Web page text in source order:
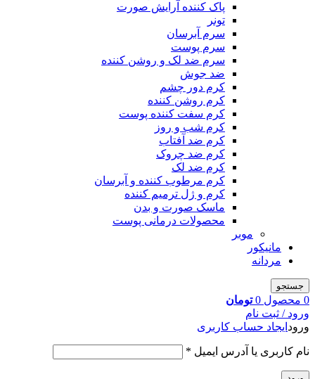
پاک کننده آرایش صورت
تونر
سرم آبرسان
سرم پوست
سرم ضد لک و روشن کننده
ضد جوش
کرم دور چشم
کرم روشن کننده
کرم سفت کننده پوست
کرم شب و روز
کرم ضد آفتاب
کرم ضد چروک
کرم ضد لک
کرم مرطوب کننده و آبرسان
کرم و ژل ترمیم کننده
ماسک صورت و بدن
محصولات درمانی پوست
موبر
مانیکور
مردانه
جستجو
0 محصول 0 تومان
ورود / ثبت نام
ورود ایجاد حساب کاربری
نام کاربری یا آدرس ایمیل *